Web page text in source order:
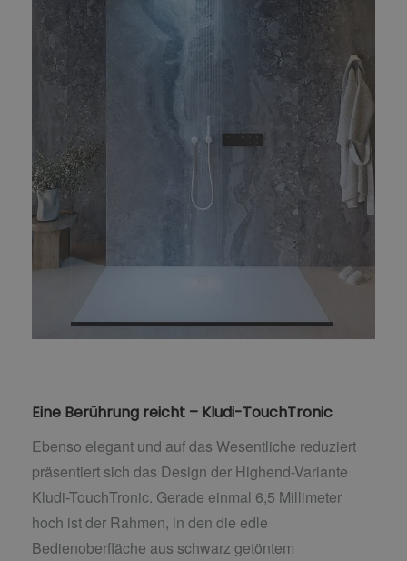
Eine Berührung reicht – Kludi-TouchTronic
Ebenso elegant und auf das Wesentliche reduziert
präsentiert sich das Design der Highend-Variante
Kludi-TouchTronic. Gerade einmal 6,5 Millimeter
hoch ist der Rahmen, in den die edle
Bedienoberfläche aus schwarz getöntem